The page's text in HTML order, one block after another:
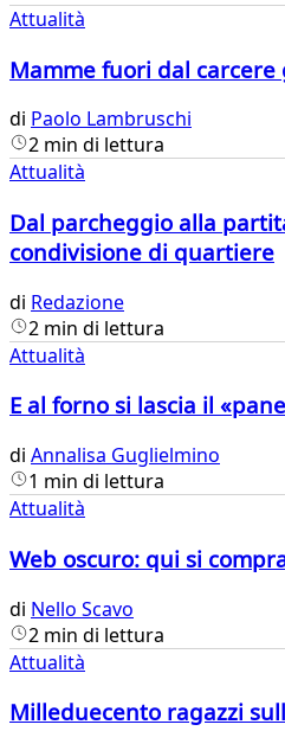
Attualità
Mamme fuori dal carcere
di Paolo Lambruschi
2 min di lettura
Attualità
Dal parcheggio alla
condivisione di quartiere
di Redazione
2 min di lettura
Attualità
E al forno si lascia il
di Annalisa Guglielmino
1 min di lettura
Attualità
Web oscuro: qui si
di Nello Scavo
2 min di lettura
Attualità
Milleduecento ragazzi